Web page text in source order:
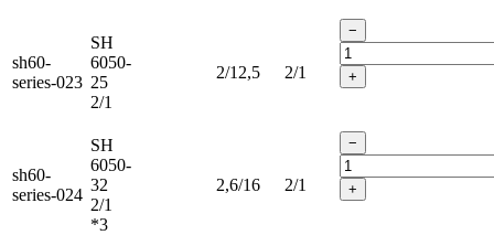
sh60-
series-023
SH
6050-
25
2/1
2/12,5 2/1
−
+
sh60-
series-024
SH
6050-
32
2/1
*3
2,6/16 2/1
−
+